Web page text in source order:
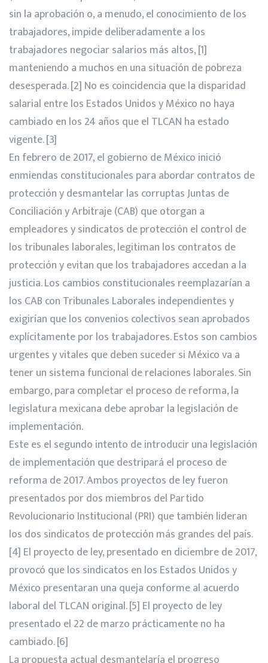
sin la aprobación o, a menudo, el conocimiento de los
trabajadores, impide deliberadamente a los
trabajadores negociar salarios más altos, [1]
manteniendo a muchos en una situación de pobreza
desesperada. [2] No es coincidencia que la disparidad
salarial entre los Estados Unidos y México no haya
cambiado en los 24 años que el TLCAN ha estado
vigente. [3]
En febrero de 2017, el gobierno de México inició
enmiendas constitucionales para abordar contratos de
protección y desmantelar las corruptas Juntas de
Conciliación y Arbitraje (CAB) que otorgan a
empleadores y sindicatos de protección el control de
los tribunales laborales, legitiman los contratos de
protección y evitan que los trabajadores accedan a la
justicia. Los cambios constitucionales reemplazarían a
los CAB con Tribunales Laborales independientes y
exigirían que los convenios colectivos sean aprobados
explícitamente por los trabajadores. Estos son cambios
urgentes y vitales que deben suceder si México va a
tener un sistema funcional de relaciones laborales. Sin
embargo, para completar el proceso de reforma, la
legislatura mexicana debe aprobar la legislación de
implementación.
Este es el segundo intento de introducir una legislación
de implementación que destripará el proceso de
reforma de 2017. Ambos proyectos de ley fueron
presentados por dos miembros del Partido
Revolucionario Institucional (PRI) que también lideran
los dos sindicatos de protección más grandes del país.
[4] El proyecto de ley, presentado en diciembre de 2017,
provocó que los sindicatos en los Estados Unidos y
México presentaran una queja conforme al acuerdo
laboral del TLCAN original. [5] El proyecto de ley
presentado el 22 de marzo prácticamente no ha
cambiado. [6]